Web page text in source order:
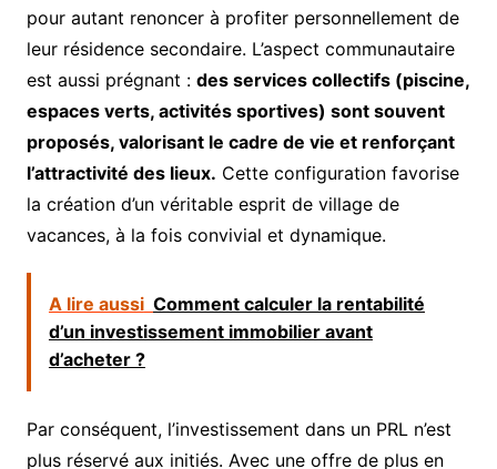
pour autant renoncer à profiter personnellement de
leur résidence secondaire. L’aspect communautaire
est aussi prégnant : des services collectifs (piscine,
espaces verts, activités sportives) sont souvent
proposés, valorisant le cadre de vie et renforçant
l’attractivité des lieux. Cette configuration favorise
la création d’un véritable esprit de village de
vacances, à la fois convivial et dynamique.
A lire aussi Comment calculer la rentabilité
d’un investissement immobilier avant
d’acheter ?
Par conséquent, l’investissement dans un PRL n’est
plus réservé aux initiés. Avec une offre de plus en